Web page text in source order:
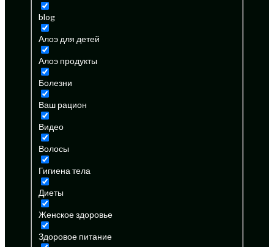
blog
Алоэ для детей
Алоэ продукты
Болезни
Ваш рацион
Видео
Волосы
Гигиена тела
Диеты
Женское здоровье
Здоровое питание